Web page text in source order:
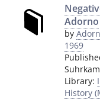
Adorno
by
1969
Library:
History